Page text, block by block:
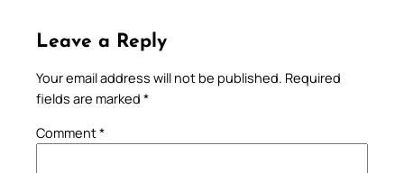
Leave a Reply
Your email address will not be published. Required
fields are marked *
Comment*